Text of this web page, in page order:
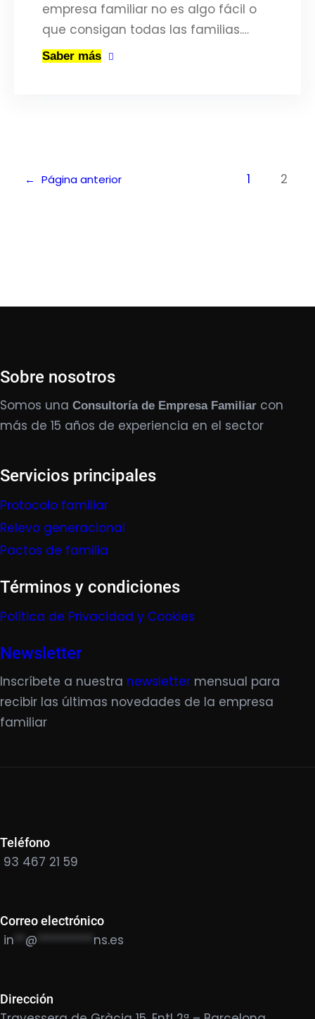
empresa familiar no es algo fácil o
que consigan todas las familias.…
Saber más
← Página anterior 1 2
Sobre nosotros
Somos una Consultoría de Empresa Familiar con
más de 15 años de experiencia en el sector
Servicios principales
Protocolo familiar
Relevo generacional
Pactos de familia
Términos y condiciones
Política de Privacidad y Cookies
Newsletter
Inscríbete a nuestra newsletter mensual para
recibir las últimas novedades de la empresa
familiar
Teléfono
93 467 21 59
Correo electrónico
in @ ********** ns.es
Dirección